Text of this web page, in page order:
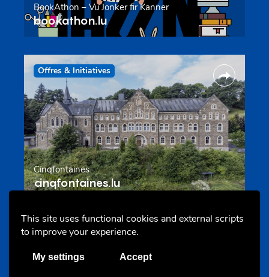
This site uses functional cookies and external scripts
to improve your experience.
My settings Accept
BookAthon – Vu Jonker fir Kanner
bookathon.lu
Offres & Initiatives
Cinqfontaines
cinqfontaines.lu
Portails